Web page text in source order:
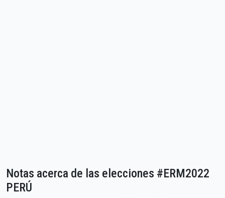
Notas acerca de las elecciones #ERM2022
PERÚ